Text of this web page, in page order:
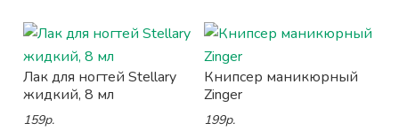
Лак для ногтей Stellary
жидкий, 8 мл
159р.
Книпсер маникюрный
Zinger
199р.